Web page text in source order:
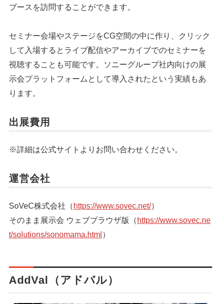
ブースを訪問することができます。
セミナー会場やステージをCG空間の中に作り、クリック
して入場するとライブ配信やアーカイブでのセミナーを
視聴することも可能です。ソニーグループ社内向けの展
示会プラットフォームとして導入されたという実績もあ
ります。
出展費用
※詳細は公式サイトよりお問い合わせください。
運営会社
SoVeC株式会社（ https://www.sovec.net/）
そのまま展示会 ウェブブラウザ版（ https://www.sovec.ne
t/solutions/sonomama.html ）
AddVal（アドバル）